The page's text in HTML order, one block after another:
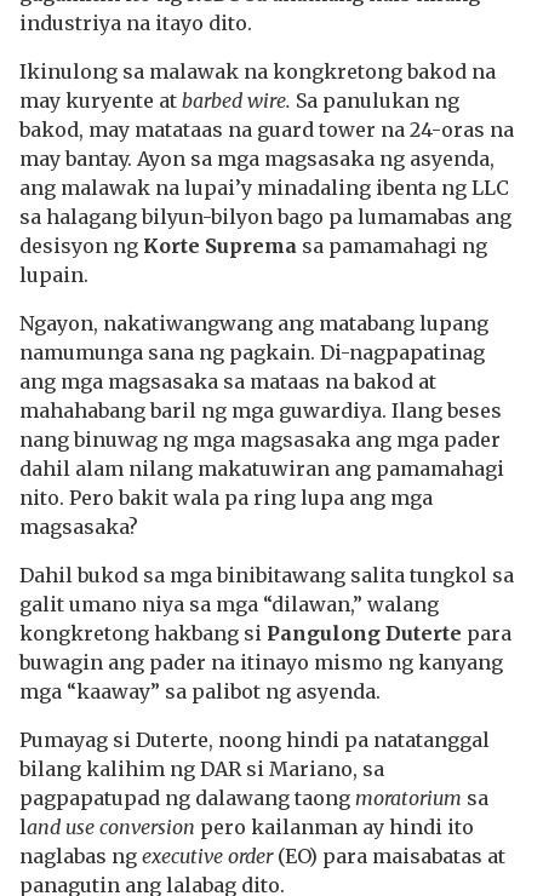
industriya na itayo dito.
Ikinulong sa malawak na kongkretong bakod na
may kuryente at barbed wire. Sa panulukan ng
bakod, may matataas na guard tower na 24-oras na
may bantay. Ayon sa mga magsasaka ng asyenda,
ang malawak na lupai’y minadaling ibenta ng LLC
sa halagang bilyun-bilyon bago pa lumamabas ang
desisyon ng Korte Suprema sa pamamahagi ng
lupain.
Ngayon, nakatiwangwang ang matabang lupang
namumunga sana ng pagkain. Di-nagpapatinag
ang mga magsasaka sa mataas na bakod at
mahahabang baril ng mga guwardiya. Ilang beses
nang binuwag ng mga magsasaka ang mga pader
dahil alam nilang makatuwiran ang pamamahagi
nito. Pero bakit wala pa ring lupa ang mga
magsasaka?
Dahil bukod sa mga binibitawang salita tungkol sa
galit umano niya sa mga “dilawan,” walang
kongkretong hakbang si Pangulong Duterte para
buwagin ang pader na itinayo mismo ng kanyang
mga “kaaway” sa palibot ng asyenda.
Pumayag si Duterte, noong hindi pa natatanggal
bilang kalihim ng DAR si Mariano, sa
pagpapatupad ng dalawang taong moratorium sa
land use conversion pero kailanman ay hindi ito
naglabas ng executive order(EO) para maisabatas at
panagutin ang lalabag dito.